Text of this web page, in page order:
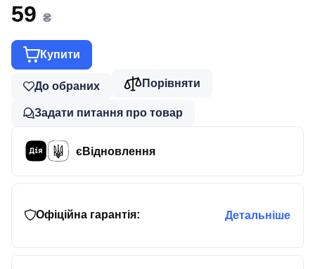
59 ₴
Купити
До обраних Порівняти
Задати питання про товар
єВідновлення
Офіційна гарантія: Детальніше